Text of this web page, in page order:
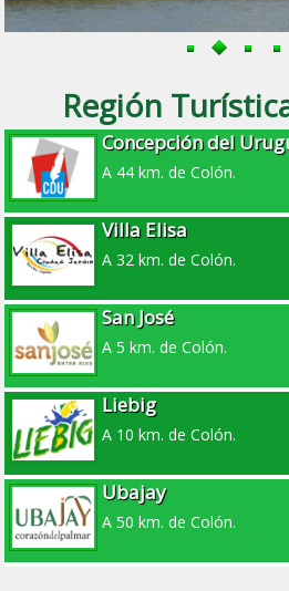
Región
Concepción del
A 44 km. de Colón.
Villa Elisa
A 32 km. de Colón.
San José
A 5 km. de Colón.
Liebig
A 10 km. de Colón.
Ubajay
A 50 km. de Colón.